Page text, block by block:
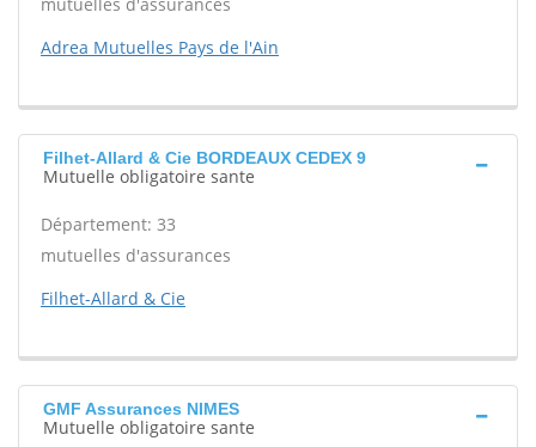
Adrea Mutuelles Pays de l'Ain
Filhet-Allard & Cie BORDEAUX CEDEX 9
Mutuelle obligatoire sante
Département: 33
mutuelles d'assurances
Filhet-Allard & Cie
GMF Assurances NIMES
Mutuelle obligatoire sante